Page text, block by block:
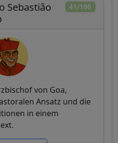
41/100
Sebastião
von Goa,
Ansatz und die
in einem